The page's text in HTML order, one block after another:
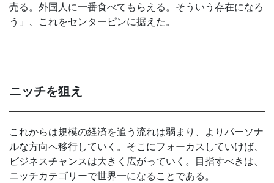
売る。外国人に一番食べてもらえる。そういう存在になろ
う」、これをセンターピンに据えた。
ニッチを狙え
これからは規模の経済を追う流れは弱まり、よりパーソナ
ルな方向へ移行していく。そこにフォーカスしていけば、
ビジネスチャンスは大きく広がっていく。目指すべきは、
ニッチカテゴリーで世界一になることである。